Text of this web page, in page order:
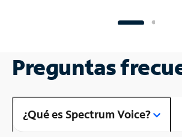
Preguntas
¿Qué es Spectrum Voice?